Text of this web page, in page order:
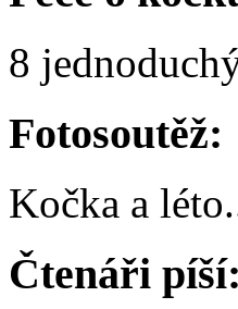
8
Fotosoutěž:
Kočka a léto
Čtenáři píší: